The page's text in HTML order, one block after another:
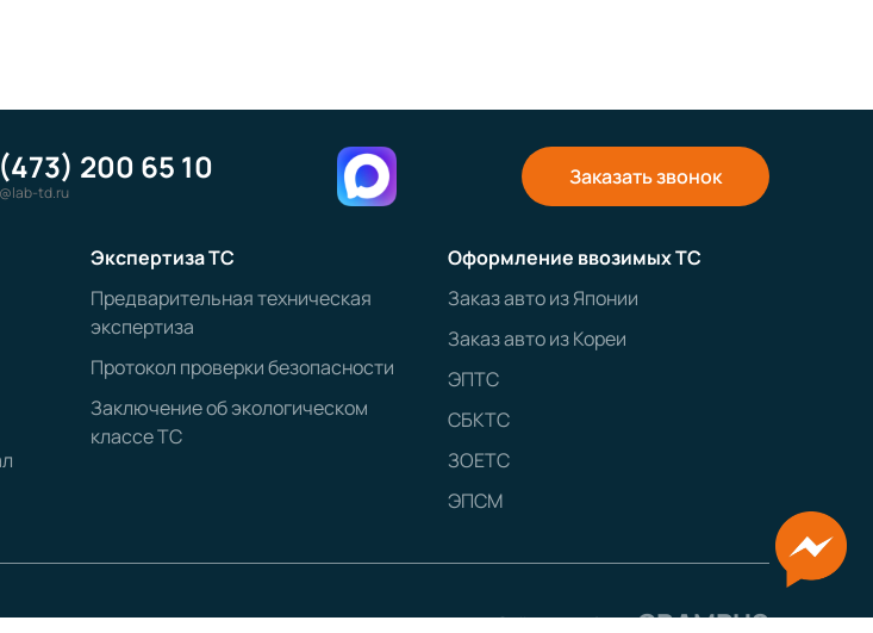
200 65 10
td.ru
Заказать звонок
Экспертиза ТС
Предварительная техническая
экспертиза
Протокол проверки безопасности
Заключение об экологическом
классе ТС
Оформление ввозимых ТС
Заказ авто из Японии
Заказ авто из Кореи
ЭПТС
СБКТС
ЗОЕТС
ЭПСМ
Сайт разработанGRAMPUS